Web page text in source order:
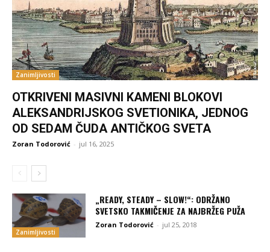
Zanimljivosti
OTKRIVENI MASIVNI KAMENI BLOKOVI
ALEKSANDRIJSKOG SVETIONIKA, JEDNOG
OD SEDAM ČUDA ANTIČKOG SVETA
Zoran Todorović - jul 16, 2025
Zanimljivosti
„READY, STEADY – SLOW!“: ODRŽANO
SVETSKO TAKMIČENJE ZA NAJBRŽEG PUŽA
Zoran Todorović - jul 25, 2018